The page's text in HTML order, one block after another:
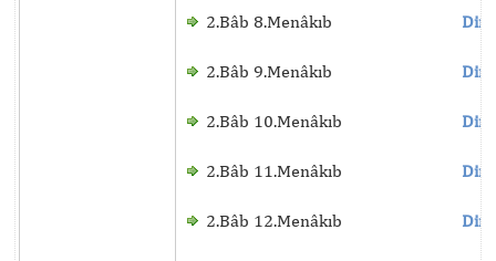
2.Bâb 8.Menâkıb
2.Bâb 9.Menâkıb
2.Bâb 10.Menâkıb
2.Bâb 11.Menâkıb
2.Bâb 12.Menâkıb